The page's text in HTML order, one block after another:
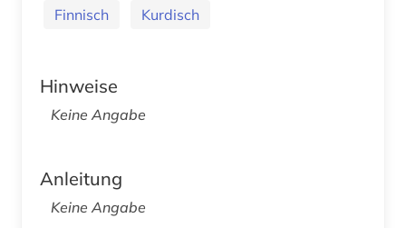
Finnisch Kurdisch
Hinweise
Keine Angabe
Anleitung
Keine Angabe